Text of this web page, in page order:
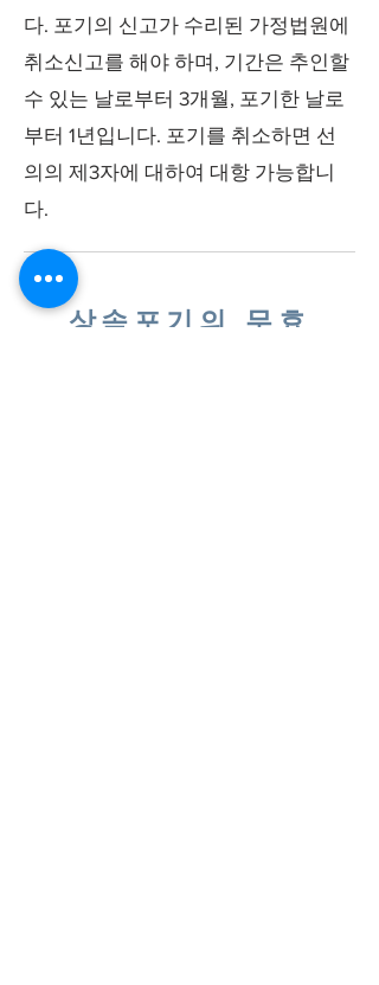
다. 포기의 신고가 수리된 가정법원에
취소신고를 해야 하며, 기간은 추인할
수 있는 날로부터 3개월, 포기한 날로
부터 1년입니다. 포기를 취소하면 선
의의 제3자에 대하여 대항 가능합니
다.
상속포기의 무효